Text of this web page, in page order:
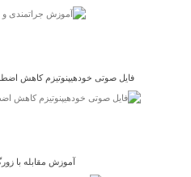
آموزش مقابله با
فایل صوتی خودهیپنوتیزم کاهش